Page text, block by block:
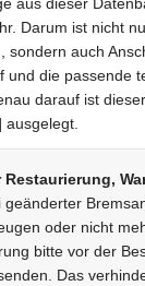
Darum ist nicht
sondern auch
und die passende
darauf ist
ausgelegt.
Restaurierung,
geänderter
oder nicht
bitte vor der
Das